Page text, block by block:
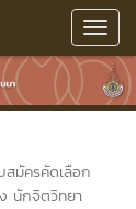
สมัครคัดเลือก
นักจิตวิทยา